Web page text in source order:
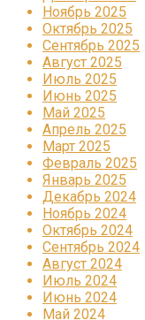
Ноябрь 2025
Октябрь 2025
Сентябрь 2025
Август 2025
Июль 2025
Июнь 2025
Май 2025
Апрель 2025
Март 2025
Февраль 2025
Январь 2025
Декабрь 2024
Ноябрь 2024
Октябрь 2024
Сентябрь 2024
Август 2024
Июль 2024
Июнь 2024
Май 2024